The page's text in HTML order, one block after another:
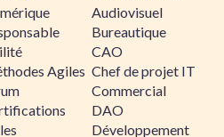
Agiles
Audiovisuel
Bureautique
CAO
Chef de projet IT
Commercial
DAO
Développement